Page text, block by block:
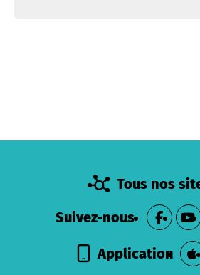
Tous nos
Suivez-nous
Application